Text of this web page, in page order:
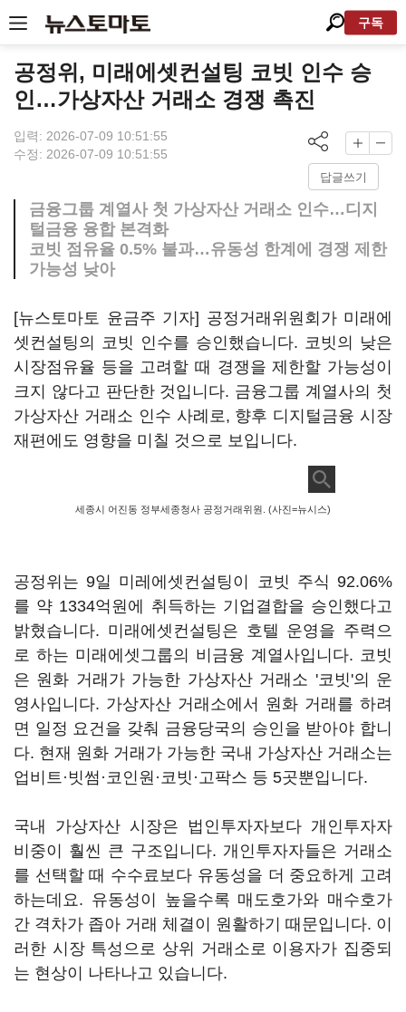
구독
공정위, 미래에셋컨설팅 코빗 인수 승
인…가상자산 거래소 경쟁 촉진
입력: 2026-07-09 10:51:55
수정: 2026-07-09 10:51:55
답글쓰기
금융그룹 계열사 첫 가상자산 거래소 인수…디지
털금융 융합 본격화
코빗 점유율 0.5% 불과…유동성 한계에 경쟁 제한
가능성 낮아
[뉴스토마토 윤금주 기자] 공정거래위원회가 미래에
셋컨설팅의 코빗 인수를 승인했습니다. 코빗의 낮은
시장점유율 등을 고려할 때 경쟁을 제한할 가능성이
크지 않다고 판단한 것입니다. 금융그룹 계열사의 첫
가상자산 거래소 인수 사례로, 향후 디지털금융 시장
재편에도 영향을 미칠 것으로 보입니다.
세종시 어진동 정부세종청사 공정거래위원. (사진=뉴시스)
공정위는 9일 미레에셋컨설팅이 코빗 주식 92.06%
를 약 1334억원에 취득하는 기업결합을 승인했다고
밝혔습니다. 미래에셋컨설팅은 호텔 운영을 주력으
로 하는 미래에셋그룹의 비금융 계열사입니다. 코빗
은 원화 거래가 가능한 가상자산 거래소 '코빗'의 운
영사입니다. 가상자산 거래소에서 원화 거래를 하려
면 일정 요건을 갖춰 금융당국의 승인을 받아야 합니
다. 현재 원화 거래가 가능한 국내 가상자산 거래소는
업비트·빗썸·코인원·코빗·고팍스 등 5곳뿐입니다.
국내 가상자산 시장은 법인투자자보다 개인투자자
비중이 훨씬 큰 구조입니다. 개인투자자들은 거래소
를 선택할 때 수수료보다 유동성을 더 중요하게 고려
하는데요. 유동성이 높을수록 매도호가와 매수호가
간 격차가 좁아 거래 체결이 원활하기 때문입니다. 이
러한 시장 특성으로 상위 거래소로 이용자가 집중되
는 현상이 나타나고 있습니다.